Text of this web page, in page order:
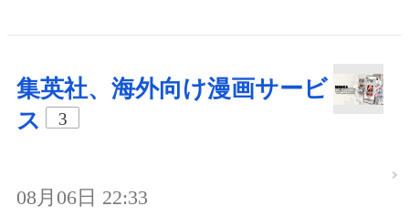
集英社、海外向け漫画サービ
ス
3
08月06日 22:33